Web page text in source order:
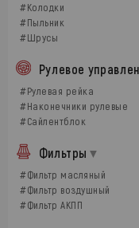
#Колодки
#Пыльник
#Шрусы
Рулевое
#Рулевая рейка
#Наконечники рулевые
#Сайлентблок
Фильтры
#Фильтр масляный
#Фильтр воздушный
#Фильтр АКПП